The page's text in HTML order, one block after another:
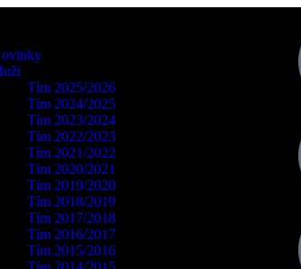
Tím 2025/2026
Tím 2024/2025
Tím 2023/2024
Tím 2022/2023
Tím 2021/2022
Tím 2020/2021
Tím 2019/2020
Tím 2018/2019
Tím 2017/2018
Tím 2016/2017
Tím 2015/2016